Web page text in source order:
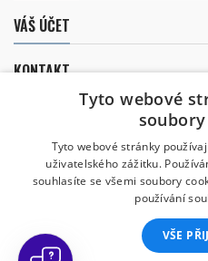
VÁŠ ÚČET
KONTAKT
ODBĚR
Uděluji souhlas se
zpracováním osobních údajů.
Tyto webové
Tyto webové stránky
uživatelského zážitku.
souhlasíte se všemi soubory
používání
VŠE